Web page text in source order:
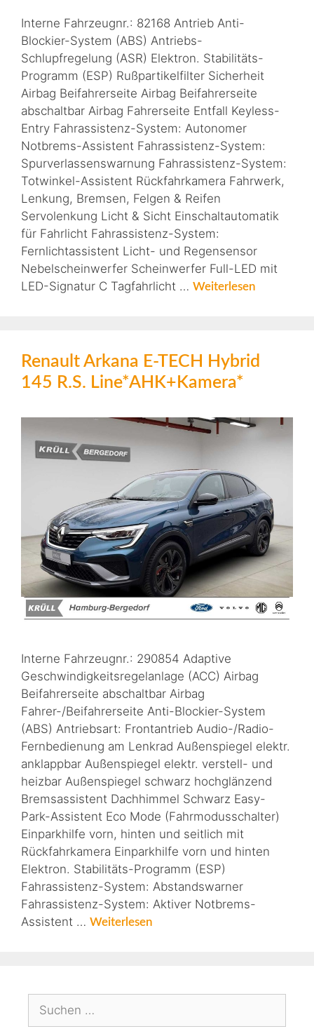
Interne Fahrzeugnr.: 82168 Antrieb Anti-
Blockier-System (ABS) Antriebs-
Schlupfregelung (ASR) Elektron. Stabilitäts-
Programm (ESP) Rußpartikelfilter Sicherheit
Airbag Beifahrerseite Airbag Beifahrerseite
abschaltbar Airbag Fahrerseite Entfall Keyless-
Entry Fahrassistenz-System: Autonomer
Notbrems-Assistent Fahrassistenz-System:
Spurverlassenswarnung Fahrassistenz-System:
Totwinkel-Assistent Rückfahrkamera Fahrwerk,
Lenkung, Bremsen, Felgen & Reifen
Servolenkung Licht & Sicht Einschaltautomatik
für Fahrlicht Fahrassistenz-System:
Fernlichtassistent Licht- und Regensensor
Nebelscheinwerfer Scheinwerfer Full-LED mit
LED-Signatur C Tagfahrlicht … Weiterlesen
Renault Arkana E-TECH Hybrid
145 R.S. Line*AHK+Kamera*
Interne Fahrzeugnr.: 290854 Adaptive
Geschwindigkeitsregelanlage (ACC) Airbag
Beifahrerseite abschaltbar Airbag
Fahrer-/Beifahrerseite Anti-Blockier-System
(ABS) Antriebsart: Frontantrieb Audio-/Radio-
Fernbedienung am Lenkrad Außenspiegel elektr.
anklappbar Außenspiegel elektr. verstell- und
heizbar Außenspiegel schwarz hochglänzend
Bremsassistent Dachhimmel Schwarz Easy-
Park-Assistent Eco Mode (Fahrmodusschalter)
Einparkhilfe vorn, hinten und seitlich mit
Rückfahrkamera Einparkhilfe vorn und hinten
Elektron. Stabilitäts-Programm (ESP)
Fahrassistenz-System: Abstandswarner
Fahrassistenz-System: Aktiver Notbrems-
Assistent … Weiterlesen